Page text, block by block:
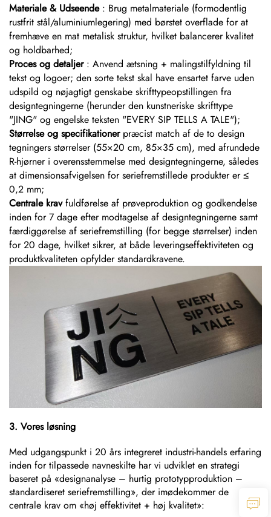
Materiale & Udseende : Brug metalmateriale (formodentlig
rustfrit stål/aluminiumlegering) med børstet overflade for at
fremhæve en mat metalisk struktur, hvilket balancerer kvalitet
og holdbarhed;
Proces og detaljer : Anvend ætsning + malingstilfyldning til
tekst og logoer; den sorte tekst skal have ensartet farve uden
udspild og nøjagtigt genskabe skrifttypeopstillingen fra
designtegningerne (herunder den kunstneriske skrifttype
"JING" og engelske teksten "EVERY SIP TELLS A TALE");
Størrelse og specifikationer præcist match af de to design
tegningers størrelser (55×20 cm, 85×35 cm), med afrundede
R-hjørner i overensstemmelse med designtegningerne, således
at dimensionsafvigelsen for seriefremstillede produkter er ≤
0,2 mm;
Centrale kravfuldførelse af prøveproduktion og godkendelse
inden for 7 dage efter modtagelse af designtegningerne samt
færdiggørelse af seriefremstilling (for begge størrelser) inden
for 20 dage, hvilket sikrer, at både leveringseffektiviteten og
produktkvaliteten opfylder standardkravene.
3. Vores løsning
Med udgangspunkt i 20 års integreret industri-handels erfaring
inden for tilpassede navneskilte har vi udviklet en strategi
baseret på «designanalyse – hurtig prototypproduktion –
standardiseret seriefremstilling», der imødekommer de
centrale krav om «høj effektivitet + høj kvalitet»: